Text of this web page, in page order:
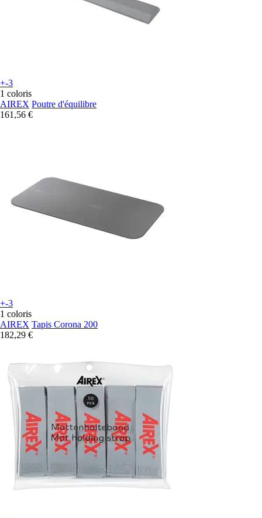
+-3
1 coloris
AIREX Poutre d'équilibre
161,56 €
+-3
1 coloris
AIREX Tapis Corona 200
182,29 €